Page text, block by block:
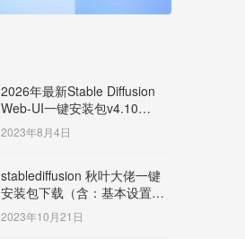
2026年最新Stable Diffusion
Web-UI一键安装包v4.10
Windows版【支持50系显卡】
2023年8月4日
stablediffusion 秋叶大佬一键
安装包下载（含：基本设置说
明）
2023年10月21日